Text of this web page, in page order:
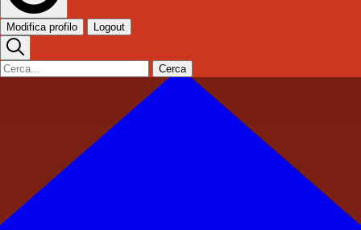
Modifica profilo Logout
Cerca